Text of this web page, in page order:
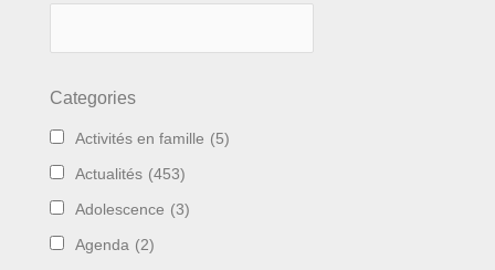
Categories
Activités en famille (5)
Actualités (453)
Adolescence (3)
Agenda (2)